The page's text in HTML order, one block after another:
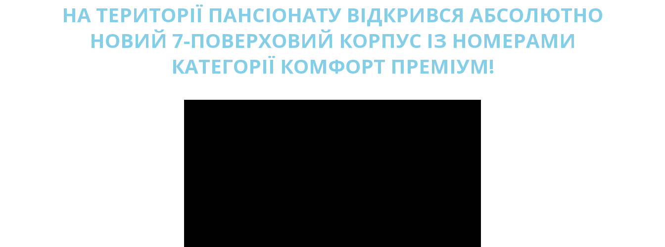
НА ТЕРИТОРІЇ ПАНСІОНАТУ ВІДКРИВСЯ АБСОЛЮТНО
НОВИЙ 7-ПОВЕРХОВИЙ КОРПУС ІЗ НОМЕРАМИ
КАТЕГОРІЇ КОМФОРТ ПРЕМІУМ!